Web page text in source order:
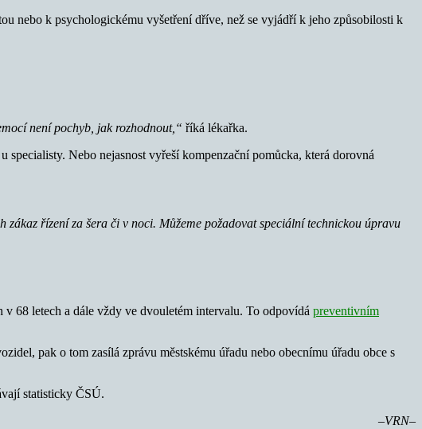
nebo k psychologickému vyšetření dříve, než se vyjádří k jeho způsobilosti k
není pochyb, jak rozhodnout,“ říká lékařka.
Nebo nejasnost vyřeší kompenzační pomůcka, která dorovná
řízení za šera či v noci. Můžeme požadovat speciální technickou úpravu
68 letech a dále vždy ve dvouletém intervalu. To odpovídá preventivním
pak o tom zasílá zprávu městskému úřadu nebo obecnímu úřadu obce s
statisticky ČSÚ.
–VRN–